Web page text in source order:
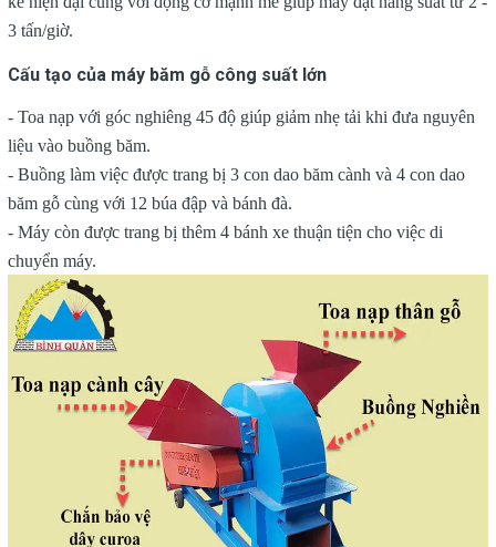
3 tấn/giờ.
Cấu tạo của máy băm gỗ công suất lớn
- Toa nạp với góc nghiêng 45 độ giúp giảm nhẹ tải khi đưa nguyên
liệu vào buồng băm.
- Buồng làm việc được trang bị 3 con dao băm cành và 4 con dao
băm gỗ cùng với 12 búa đập và bánh đà.
- Máy còn được trang bị thêm 4 bánh xe thuận tiện cho việc di
chuyển máy.